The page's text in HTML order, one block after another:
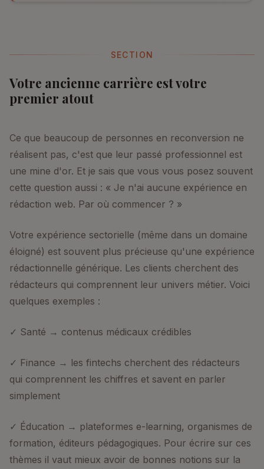
SECTION
Votre ancienne carrière est votre
premier atout
Ce que beaucoup de personnes en reconversion ne
réalisent pas, c'est que leur passé professionnel est
une mine d'or. Et je sais que vous vous posez souvent
cette question aussi : « Je n'ai aucune expérience en
rédaction web. Par où commencer ? »
Votre expérience sectorielle (même dans un domaine
éloigné) est souvent plus précieuse qu'une expérience
rédactionnelle générique. Les clients cherchent des
rédacteurs qui comprennent leur univers métier. Voici
quelques exemples :
✓ Santé → contenus médicaux crédibles
✓ Finance → les fintechs cherchent des rédacteurs
qui comprennent les chiffres et savent en parler
simplement
✓ Éducation → plateformes e-learning, organismes de
formation, éditeurs pédagogiques. Pour écrire sur ces
thèmes il vaut mieux avoir de bonnes notions sur la